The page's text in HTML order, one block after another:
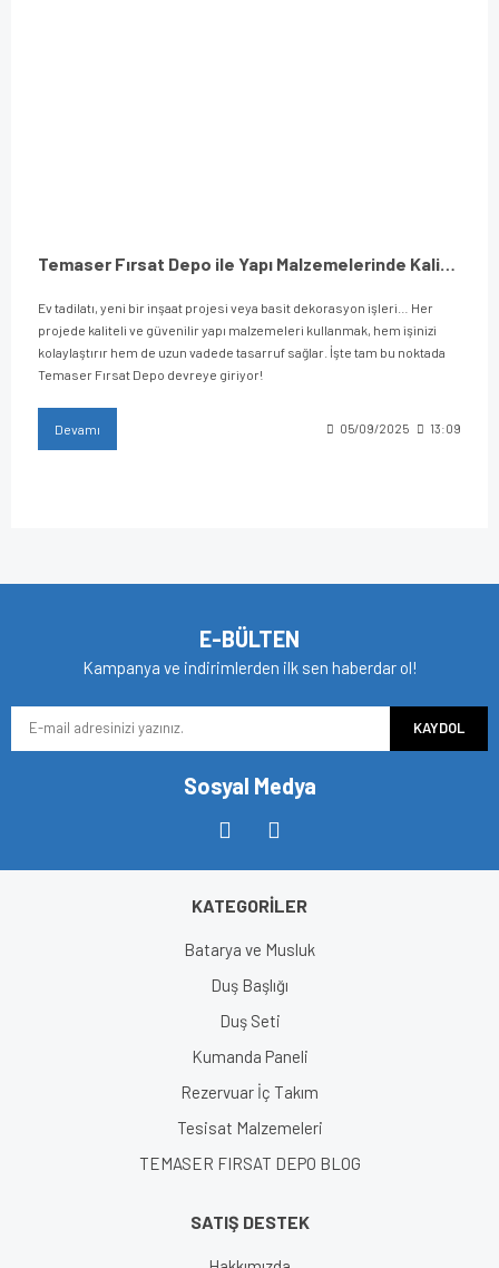
Ev tadilatı, yeni bir inşaat projesi veya basit dekorasyon işleri… Her
projede kaliteli ve güvenilir yapı malzemeleri kullanmak, hem işinizi
kolaylaştırır hem de uzun vadede tasarruf sağlar. İşte tam bu noktada
Temaser Fırsat Depo devreye giriyor!
Devamı 05/09/2025 13:09
E-BÜLTEN
Kampanya ve indirimlerden ilk sen haberdar ol!
KAYDOL
Sosyal Medya
KATEGORİLER
Batarya ve Musluk
Duş Başlığı
Duş Seti
Kumanda Paneli
Rezervuar İç Takım
Tesisat Malzemeleri
TEMASER FIRSAT DEPO BLOG
SATIŞ DESTEK